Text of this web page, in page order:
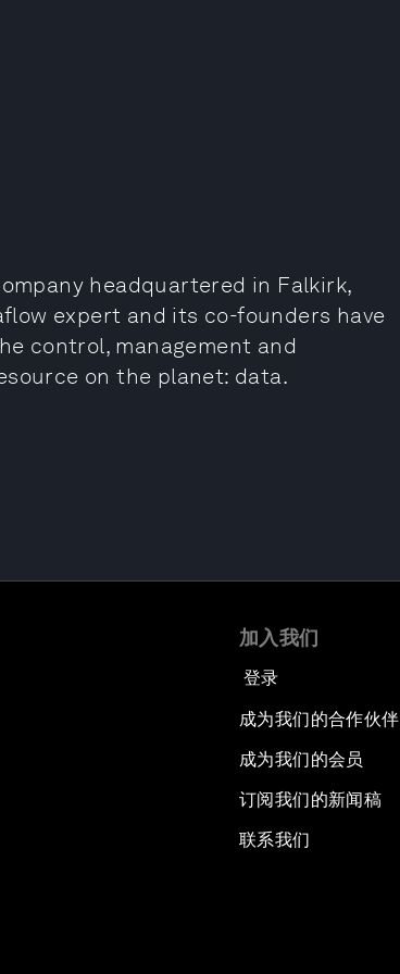
headquartered in Falkirk,
expert and its co-founders have
control, management and
on the planet: data.
加入我们
登录
成为我们的合作伙伴
成为我们的会员
订阅我们的新闻稿
联系我们